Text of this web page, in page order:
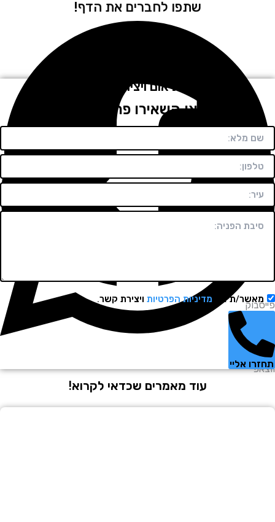
שתפו לחברים את הדף!
לתיאום ויצירת קשר
חייגו או השאירו פרטים בטופס!
מאשר/ת את מדיניות הפרטיותויצירת קשר.
אליי
עוד מאמרים שכדאי לקרוא!